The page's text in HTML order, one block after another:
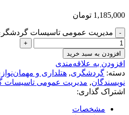
1,185,000 تومان
مدیریت عمومی تاسیسات
افزودن به سبد خرید
افزودن به علاقه‌مندی
دسته: گردشگری, هتلداری و
نویسندگان, مدیریت عمومی تاسیسات
اشتراک گذاری:
مشخصات